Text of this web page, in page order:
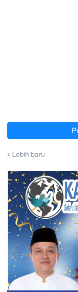
Lebih baru